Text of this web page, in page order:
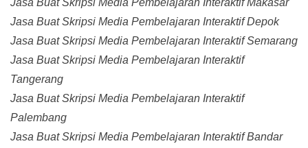
Jasa Buat Skripsi Media Pembelajaran Interaktif Makasar
Jasa Buat Skripsi Media Pembelajaran Interaktif Depok
Jasa Buat Skripsi Media Pembelajaran Interaktif Semarang
Jasa Buat Skripsi Media Pembelajaran Interaktif
Tangerang
Jasa Buat Skripsi Media Pembelajaran Interaktif
Palembang
Jasa Buat Skripsi Media Pembelajaran Interaktif Bandar